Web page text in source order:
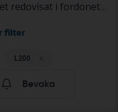
redovisat i fordonets
filter
L200
Bevaka